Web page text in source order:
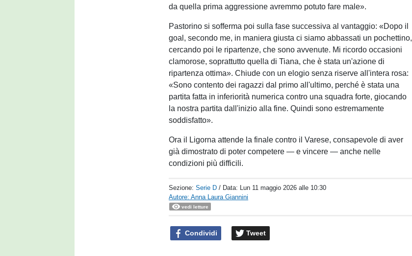
da quella prima aggressione avremmo potuto fare male».
Pastorino si sofferma poi sulla fase successiva al vantaggio: «Dopo il
goal, secondo me, in maniera giusta ci siamo abbassati un pochettino,
cercando poi le ripartenze, che sono avvenute. Mi ricordo occasioni
clamorose, soprattutto quella di Tiana, che è stata un'azione di
ripartenza ottima». Chiude con un elogio senza riserve all'intera rosa:
«Sono contento dei ragazzi dal primo all'ultimo, perché è stata una
partita fatta in inferiorità numerica contro una squadra forte, giocando
la nostra partita dall'inizio alla fine. Quindi sono estremamente
soddisfatto».
Ora il Ligorna attende la finale contro il Varese, consapevole di aver
già dimostrato di poter competere — e vincere — anche nelle
condizioni più difficili.
Sezione:Serie D / Data: Lun 11 maggio 2026 alle 10:30
Autore: Anna Laura Giannini
vedi letture
Condividi Tweet